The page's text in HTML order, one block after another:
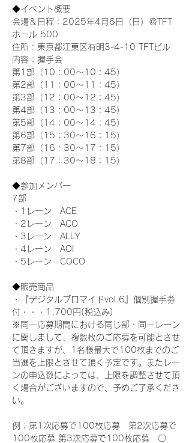
◆イベント概要
会場＆日程：2025年4月6日（日）＠TFT
ホール 500
住所：東京都江東区有明3-4-10 TFTビル
内容：握手会
第1部（10：00～10：45）
第2部（11：00～11：45）
第3部（12：00～12：45）
第4部（13：00～13：45）
第5部（14：00～14：45）
第6部（15：30～16：15）
第7部（16：30～17：15）
第8部（17：30～18：15）
◆参加メンバー
7部
・1レーン　ACE
・2レーン　ACO
・3レーン　ALLY
・4レーン　AOI
・5レーン　COCO
◆販売商品
・『デジタルブロマイドvol.6』個別握手券
付・・・1,700円(税込み)
※同一応募期間における同じ部・同一レーン
に関しまして、複数枚のご応募を可能とさせ
て頂きますが、1名様最大で100枚までのご
当選を上限とさせて頂く予定です。またレー
ンの申込数によっては、上限を調整させて頂
く場合がございますので、予めご了承くださ
い。
例：第1次応募で100枚応募　第2次応募で
100枚応募 第3次応募で100枚応募　〇